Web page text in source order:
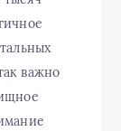
важно